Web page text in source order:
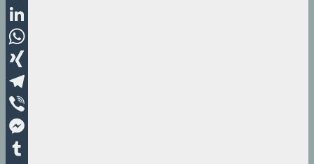
Pinterest
LinkedIn
WhatsApp
XING
Telegram
Viber
Messenger